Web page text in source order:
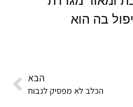
בה הוא
הבא
הכלב לא מפסיק לנבוח